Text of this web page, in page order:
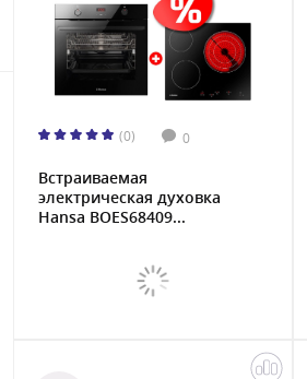
(0) 0
Встраиваемая
электрическая духовка
Hansa BOES68409...